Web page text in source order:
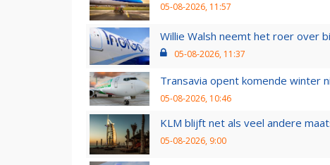
05-08-2026, 11:57
Willie Walsh neemt het roer over
05-08-2026, 11:37
Transavia opent komende winter
05-08-2026, 10:46
KLM blijft net als veel andere
05-08-2026, 9:00